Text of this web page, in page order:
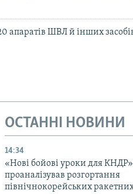
апаратів ШВЛ й інших
ОСТАННІ НОВИНИ
14:34
«Нові бойові уроки для
проаналізував розгортання
північнокорейських